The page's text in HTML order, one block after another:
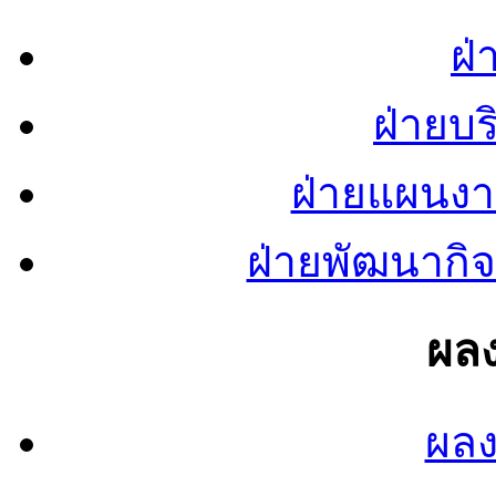
ฝ่
ฝ่ายบ
ฝ่ายแผนง
ฝ่ายพัฒนากิ
ผล
ผล